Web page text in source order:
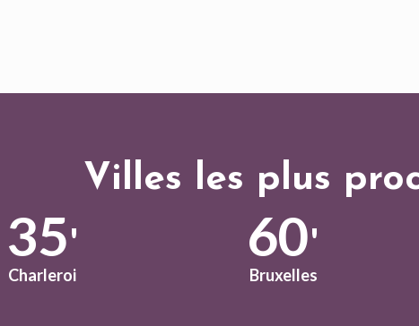
Villes les plus
35'
Charleroi
60'
Bruxelles